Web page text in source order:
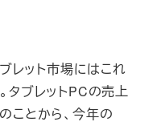
レット市場にはこれ
タブレットPCの売上
ことから、今年の